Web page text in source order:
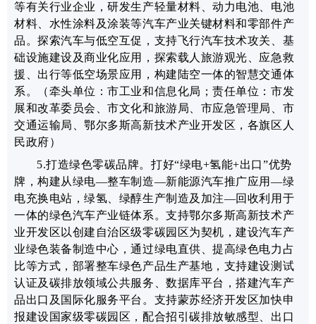
等有关行业企业，研发生产轻量材料、动力电池、电池
材料、水性涂料及涂装等汽车产业关键材料和零部件产
品。探索汽车与低空互促，支持飞行汽车技术攻关、基
础设施建设及商业化应用，探索载人旅游观光、应急救
援、出行等低空场景应用，构建陆空一体的智慧交通体
系。
（牵头单位：市工业和信息化局；责任单位：市发
展和改革委员会、市文化和旅游局、市应急管理局、市
交通运输局、鄂尔多斯高新技术产业开发区，各旗区人
民政府）
5.打造绿色零碳品牌。 打好“绿电+氢能+出口”优势
牌，构建从绿电—整车制造—新能源汽车推广应用 —绿
电充换电站，绿氢、绿醇生产制造及加注—回收利用于
一体的绿色汽车产业链体系 。支持鄂尔多斯高新技术产
业开发区 以创建自治区级零碳园区为契机 ，建设汽车产
业绿色装备制造中心，通过绿电直供、提高绿色电力占
比等方式，部署整车绿色产品生产基地，支持建设测试
认证及碳排放领域公共服务、数据库平台，搭建汽车产
品出口及国际化服务平台。 支持蒙苏经济开发区加快申
报建设国家级零碳园区，配合招引碳排放敏感型、出口